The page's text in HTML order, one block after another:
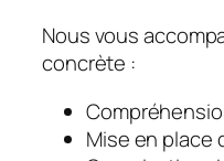
Nous vous
concrète :
Mise en place